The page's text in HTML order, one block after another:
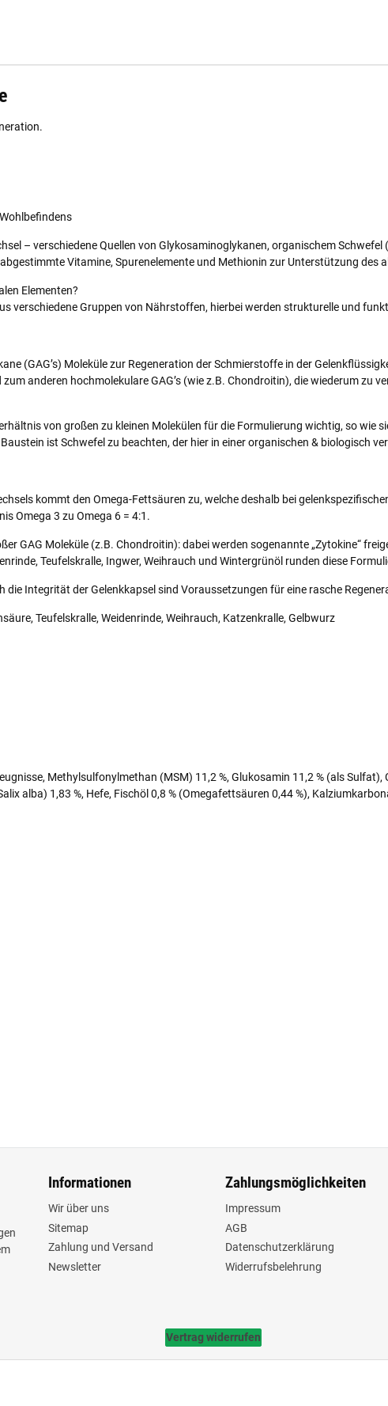
– verschiedene Quellen von Glykosaminoglykanen, organischem
Vitamine, Spurenelemente und Methionin zur Unterstützung des
Elementen?
verschiedene Gruppen von Nährstoffen, hierbei werden strukturelle und
(GAG’s) Moleküle zur Regeneration der Schmierstoffe in der
anderen hochmolekulare GAG’s (wie z.B. Chondroitin), die wiederum
von großen zu kleinen Molekülen für die Formulierung wichtig, so wie
ist Schwefel zu beachten, der hier in einer organischen & biologisch
kommt den Omega-Fettsäuren zu, welche deshalb bei
Omega 3 zu Omega 6 = 4:1.
GAG Moleküle (z.B. Chondroitin): dabei werden sogenannte „Zytokine“
Teufelskralle, Ingwer, Weihrauch und Wintergrünöl runden diese
Integrität der Gelenkkapsel sind Voraussetzungen für eine rasche
Teufelskralle, Weidenrinde, Weihrauch, Katzenkralle, Gelbwurz
Methylsulfonylmethan (MSM) 11,2 %, Glukosamin 11,2 % (als
alba) 1,83 %, Hefe, Fischöl 0,8 % (Omegafettsäuren 0,44 %),
Informationen
Wir über uns
Sitemap
Zahlung und Versand
Newsletter
Zahlungsmöglichkeiten
Impressum
AGB
Datenschutzerklärung
Widerrufsbelehrung
Vertrag widerrufen